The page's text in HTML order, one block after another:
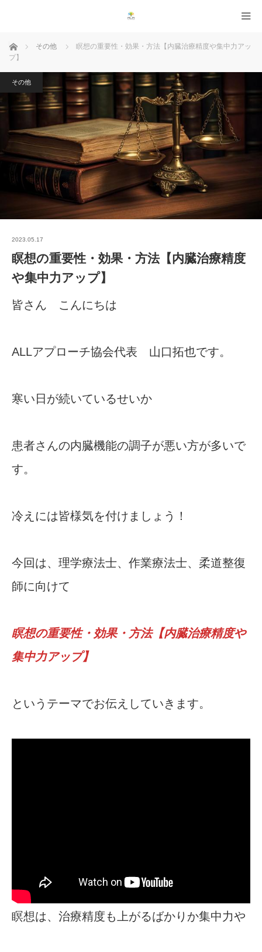
ホーム その他
瞑想の重要性・効果・方法【内臓治療精度や集中力アッ
プ】
その他
2023.05.17
瞑想の重要性・効果・方法【内臓治療精度
や集中力アップ】
皆さん こんにちは
ALLアプローチ協会代表 山口拓也です。
寒い日が続いているせいか
患者さんの内臓機能の調子が悪い方が多いで
す。
冷えには皆様気を付けましょう！
今回は、理学療法士、作業療法士、柔道整復
師に向けて
瞑想の重要性・効果・方法【内臓治療精度や
集中力アップ】
というテーマでお伝えしていきます。
瞑想は、治療精度も上がるばかりか集中力や